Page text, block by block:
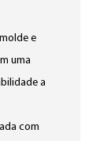
de
–
e
uma
a
com